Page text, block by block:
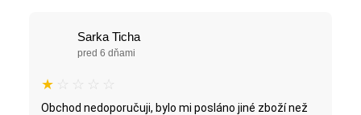
Sarka Ticha
pred 6 dňami
★ ☆ ☆ ☆ ☆
Obchod nedoporučuji, bylo mi posláno jiné zboží než